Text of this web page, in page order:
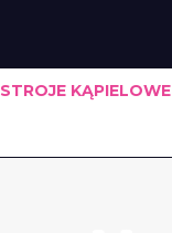
STROJE KĄPIELOWE